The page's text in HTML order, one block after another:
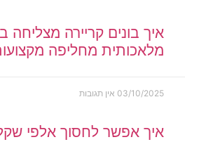
איך בונים קריירה מצליחה
מלאכותית מחליפה
03/10/2025 אין תגובות
איך אפשר לחסוך אלפי